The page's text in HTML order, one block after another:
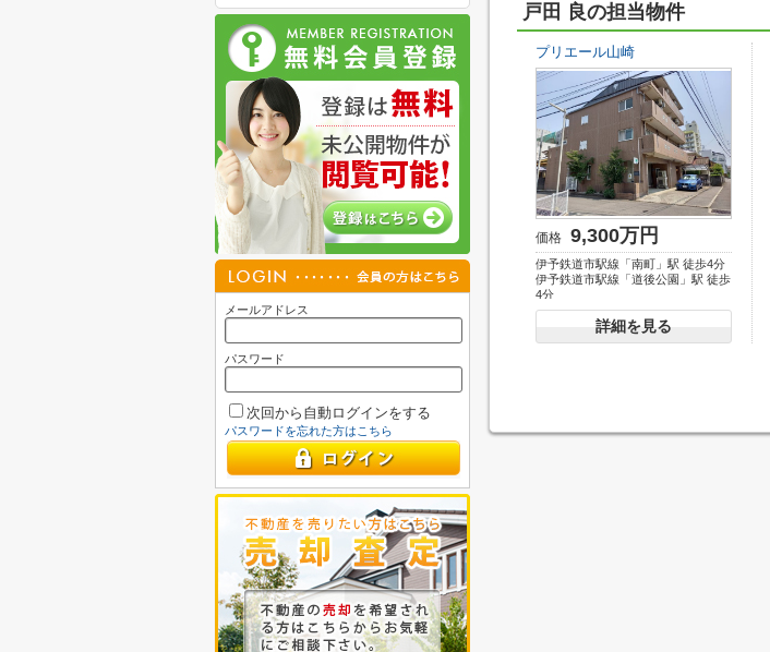
戸田 良の担当物件
プリエール山崎
価格 9,300万円
伊予鉄道市駅線「南町」駅 徒歩4分
伊予鉄道市駅線「道後公園」駅 徒歩
4分
詳細を見る
メールアドレス
パスワード
次回から自動ログインをする
パスワードを忘れた方はこちら